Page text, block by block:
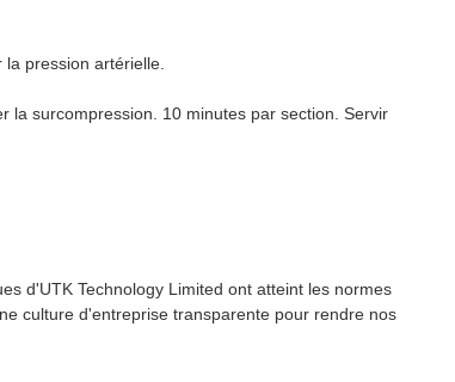
pression artérielle.
la surcompression. 10 minutes par section. Servir
d'UTK Technology Limited ont atteint les normes
culture d'entreprise transparente pour rendre nos